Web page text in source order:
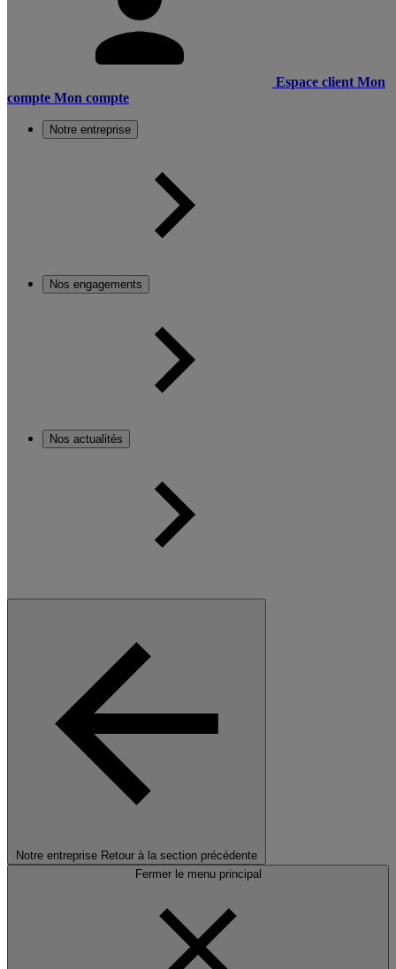
Espace client Mon
compte Mon compte
Notre entreprise
Nos engagements
Nos actualités
Notre entreprise Retour à la section précédente
Fermer le menu principal